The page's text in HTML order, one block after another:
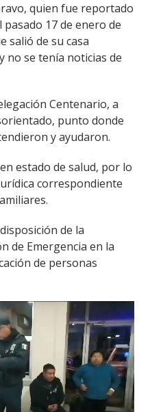
quien fue reportado
17 de enero de
salió de su casa
no se tenía noticias de
Centenario, a
punto donde
y ayudaron.
estado de salud, por lo
correspondiente
de la
de Emergencia en la
de personas